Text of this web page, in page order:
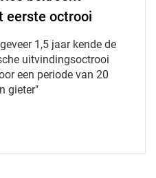
eerste octrooi
1,5 jaar kende de
uitvindingsoctrooi
een periode van 20
gieter"